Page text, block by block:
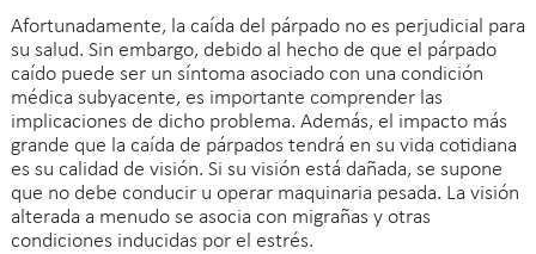
Afortunadamente, la caída del párpado no es perjudicial para
su salud. Sin embargo, debido al hecho de que el párpado
caído puede ser un síntoma asociado con una condición
médica subyacente, es importante comprender las
implicaciones de dicho problema. Además, el impacto más
grande que la caída de párpados tendrá en su vida cotidiana
es su calidad de visión. Si su visión está dañada, se supone
que no debe conducir u operar maquinaria pesada. La visión
alterada a menudo se asocia con migrañas y otras
condiciones inducidas por el estrés.